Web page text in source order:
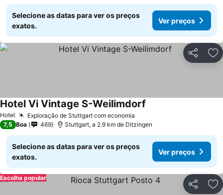
Selecione as datas para ver os preços
exatos.
Ver preços
Partilhar
Hotel Exploração de Stuttgart com economia
Hotel Vi Vintage S-Weilimdorf
7,5 Boa 469 Stuttgart, a 2.9 km de Ditzingen
Selecione as datas para ver os preços
exatos.
Ver preços
Partilhar
Escolha popular